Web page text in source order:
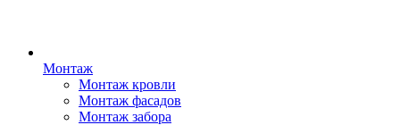
Монтаж
Монтаж кровли
Монтаж фасадов
Монтаж забора